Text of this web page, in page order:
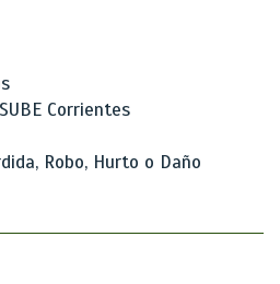
Corrientes
Robo, Hurto o Daño